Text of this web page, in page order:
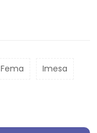
Fema Imesa